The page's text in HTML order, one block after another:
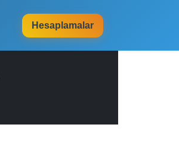
Hesaplamalar